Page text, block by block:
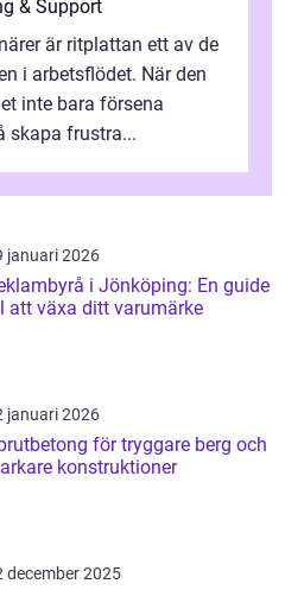
& Support
är ritplattan ett av de
i arbetsflödet. När den
inte bara försena
skapa frustra...
januari 2026
i Jönköping: En guide
att växa ditt varumärke
januari 2026
för tryggare berg och
konstruktioner
december 2025